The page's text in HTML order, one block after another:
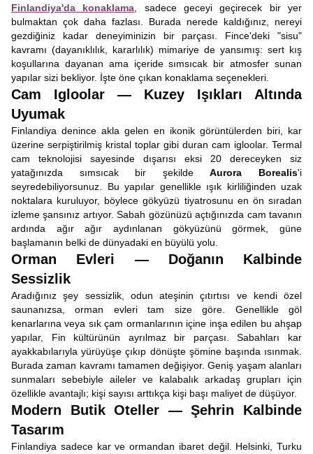
Finlandiya'da konaklama , sadece geceyi geçirecek bir yer
bulmaktan çok daha fazlası. Burada nerede kaldığınız, nereyi
gezdiğiniz kadar deneyiminizin bir parçası. Fince'deki "sisu"
kavramı (dayanıklılık, kararlılık) mimariye de yansımış: sert kış
koşullarına dayanan ama içeride sımsıcak bir atmosfer sunan
yapılar sizi bekliyor. İşte öne çıkan konaklama seçenekleri.
Cam Igloolar — Kuzey Işıkları Altında
Uyumak
Finlandiya denince akla gelen en ikonik görüntülerden biri, kar
üzerine serpiştirilmiş kristal toplar gibi duran cam igloolar. Termal
cam teknolojisi sayesinde dışarısı eksi 20 dereceyken siz
yatağınızda sımsıcak bir şekildeAurora Borealis'i
seyredebiliyorsunuz. Bu yapılar genellikle ışık kirliliğinden uzak
noktalara kuruluyor, böylece gökyüzü tiyatrosunu en ön sıradan
izleme şansınız artıyor. Sabah gözünüzü açtığınızda cam tavanın
ardında ağır ağır aydınlanan gökyüzünü görmek, güne
başlamanın belki de dünyadaki en büyülü yolu.
Orman Evleri — Doğanın Kalbinde
Sessizlik
Aradığınız şey sessizlik, odun ateşinin çıtırtısı ve kendi özel
saunanızsa, orman evleri tam size göre. Genellikle göl
kenarlarına veya sık çam ormanlarının içine inşa edilen bu ahşap
yapılar, Fin kültürünün ayrılmaz bir parçası. Sabahları kar
ayakkabılarıyla yürüyüşe çıkıp dönüşte şömine başında ısınmak.
Burada zaman kavramı tamamen değişiyor. Geniş yaşam alanları
sunmaları sebebiyle aileler ve kalabalık arkadaş grupları için
özellikle avantajlı; kişi sayısı arttıkça kişi başı maliyet de düşüyor.
Modern Butik Oteller — Şehrin Kalbinde
Tasarım
Finlandiya sadece kar ve ormandan ibaret değil. Helsinki, Turku